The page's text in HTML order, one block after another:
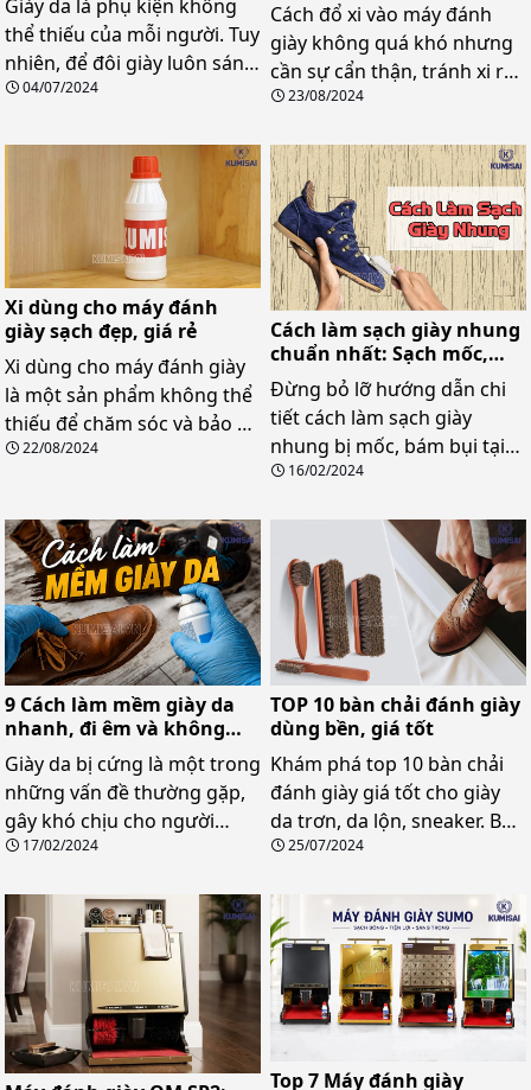
Giày da là phụ kiện không
thể thiếu của mỗi người. Tuy
nhiên, để đôi giày luôn sáng
bóng và có độ bền cao thì
xuyên. Trong bài viết dưới
đây, Kumisai sẽ hướng dẫn
chi tiết bạn cách đánh giày
tại nhà sạch đẹp, đơn giản.
04/07/2024
Cách đổ xi vào máy đánh
giày không quá khó nhưng
cần sự cẩn thận, tránh xi rơi
vãi ra ngoài. Cùng Kumisai
cách đổ xi, lưu ý để sản
phẩm luôn phát huy tối đa
công năng.
23/08/2024
Xi dùng cho máy đánh
giày sạch đẹp, giá rẻ
Xi dùng cho máy đánh giày
là một sản phẩm không thể
thiếu để chăm sóc và bảo vệ
giày dép của bạn. Với sự tiện
sạch, đánh bóng và phục
hồi màu sắc cho giày một
cách nhanh chóng và dễ
dàng.
22/08/2024
Cách làm sạch giày nhung
chuẩn nhất: Sạch mốc,
bay bụi
Đừng bỏ lỡ hướng dẫn chi
tiết cách làm sạch giày
nhung bị mốc, bám bụi tại
nhà cực dễ. Áp dụng ngay
toàn, hiệu quả nhất!
16/02/2024
9 Cách làm mềm giày da
nhanh, đi êm và không
đau chân
Giày da bị cứng là một trong
những vấn đề thường gặp,
gây khó chịu cho người
dùng. Vậy có những cách
quả? Tham khảo ngay bài
viết dưới đây.
17/02/2024
TOP 10 bàn chải đánh giày
dùng bền, giá tốt
Khám phá top 10 bàn chải
đánh giày giá tốt cho giày
da trơn, da lộn, sneaker. Bỏ
túi ngay kinh nghiệm chọn
chải chuẩn chuyên gia.
25/07/2024
Top 7 Máy đánh giày